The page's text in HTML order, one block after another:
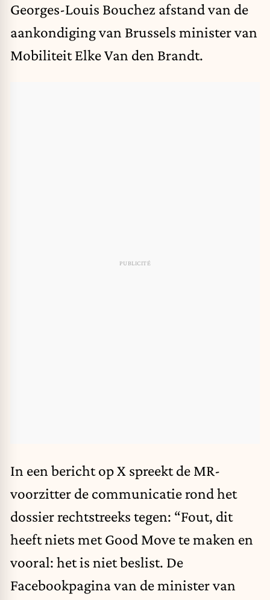
Georges-Louis Bouchez afstand van de
aankondiging van Brussels minister van
Mobiliteit Elke Van den Brandt.
In een bericht op X spreekt de MR-
voorzitter de communicatie rond het
dossier rechtstreeks tegen: “Fout, dit
heeft niets met Good Move te maken en
vooral: het is niet beslist. De
Facebookpagina van de minister van